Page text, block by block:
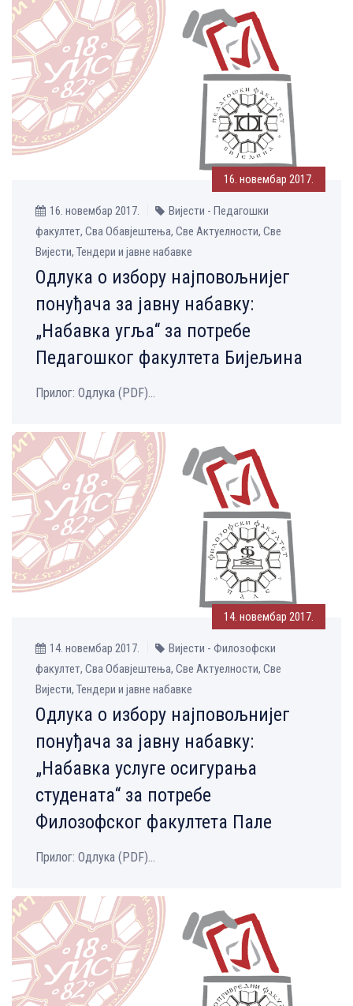
16. новембар 2017.
16. новембар 2017.
Вијести - Педагошки
факултет, Сва Обавјештења, Све Aктуелности, Све
Вијести, Тендери и јавне набавке
Одлукa о избору најповољнијег
понуђача за јавну набавку:
„Набавка угља“ за потребе
Педагошког факултета Бијељина
Прилог: Одлука (PDF)...
14. новембар 2017.
14. новембар 2017.
Вијести - Филозофски
факултет, Сва Обавјештења, Све Aктуелности, Све
Вијести, Тендери и јавне набавке
Одлука о избору најповољнијег
понуђача за јавну набавку:
„Набавка услуге осигурања
студената“ за потребе
Филозофског факултета Пале
Прилог: Одлука (PDF)...